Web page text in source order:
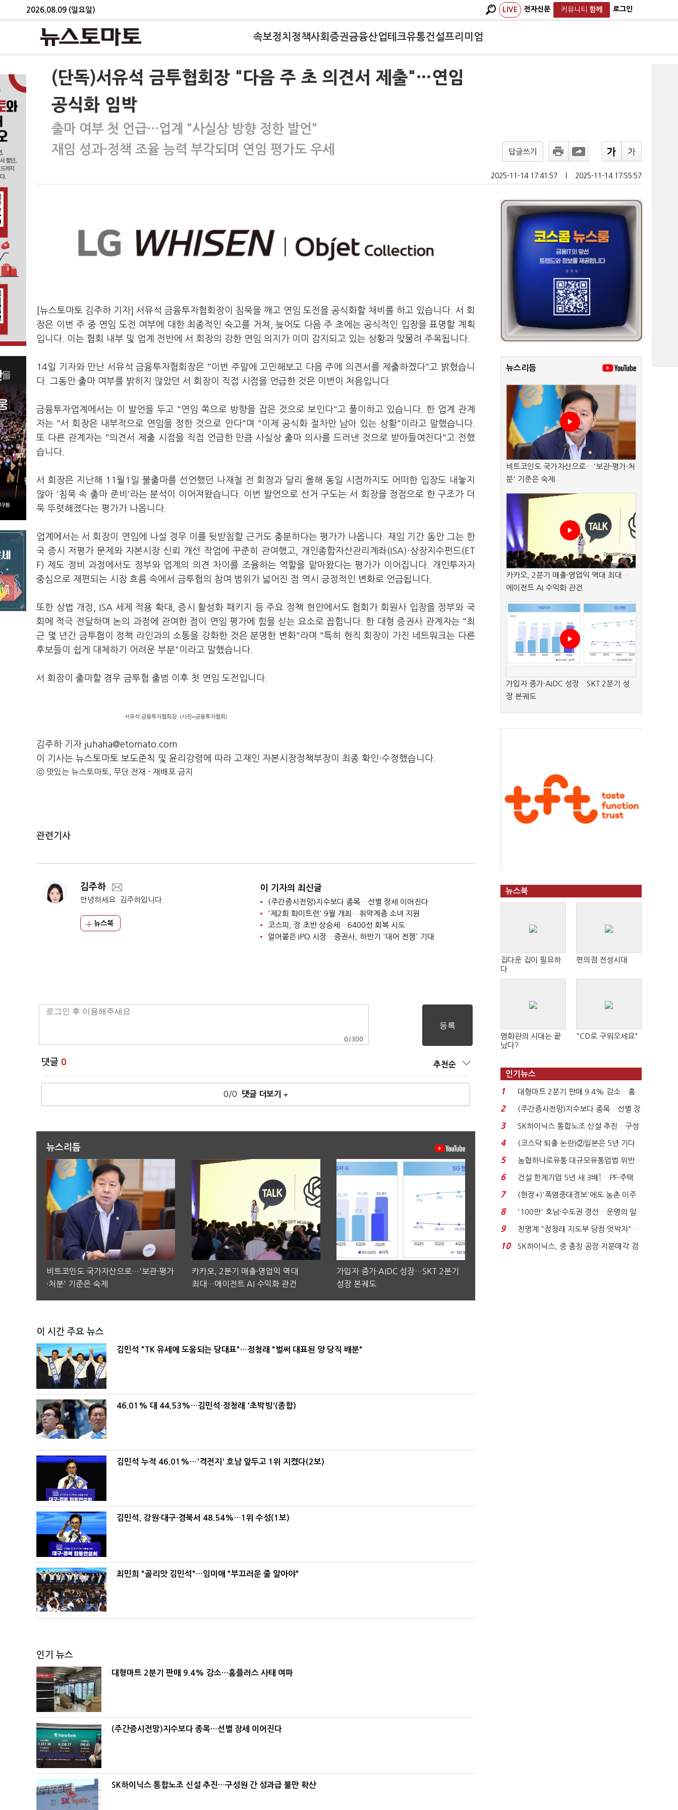
2026.08.09 (일요일) LIVE 전자신문 커뮤니티 함께 로그인
속보정치 정책사회 증권금융산업테크유통건설프리미엄
(단독)서유석 금투협회장 "다음 주 초 의견서 제출"…연임
공식화 임박
출마 여부 첫 언급…업계 "사실상 방향 정한 발언"
재임 성과·정책 조율 능력 부각되며 연임 평가도 우세
답글쓰기
2025-11-14 17:41:57 2025-11-14 17:55:57
[뉴스토마토 김주하 기자] 서유석 금융투자협회장이 침묵을 깨고 연임 도전을 공식화할 채비를 하고 있습니다. 서 회
장은 이번 주 중 연임 도전 여부에 대한 최종적인 숙고를 거쳐, 늦어도 다음 주 초에는 공식적인 입장을 표명할 계획
입니다. 이는 협회 내부 및 업계 전반에 서 회장의 강한 연임 의지가 이미 감지되고 있는 상황과 맞물려 주목됩니다.
14일 기자와 만난 서유석 금융투자협회장은 "이번 주말에 고민해보고 다음 주에 의견서를 제출하겠다"고 밝혔습니
다. 그동안 출마 여부를 밝히지 않았던 서 회장이 직접 시점을 언급한 것은 이번이 처음입니다.
금융투자업계에서는 이 발언을 두고 "연임 쪽으로 방향을 잡은 것으로 보인다"고 풀이하고 있습니다. 한 업계 관계
자는 "서 회장은 내부적으로 연임을 정한 것으로 안다"며 "이제 공식화 절차만 남아 있는 상황"이라고 말했습니다.
또 다른 관계자는 "의견서 제출 시점을 직접 언급한 만큼 사실상 출마 의사를 드러낸 것으로 받아들여진다"고 전했
습니다.
서 회장은 지난해 11월1일 불출마를 선언했던 나재철 전 회장과 달리 올해 동일 시점까지도 어떠한 입장도 내놓지
않아 '침묵 속 출마 준비'라는 분석이 이어져왔습니다. 이번 발언으로 선거 구도는 서 회장을 정점으로 한 구조가 더
욱 뚜렷해졌다는 평가가 나옵니다.
업계에서는 서 회장이 연임에 나설 경우 이를 뒷받침할 근거도 충분하다는 평가가 나옵니다. 재임 기간 동안 그는 한
국 증시 저평가 문제와 자본시장 신뢰 개선 작업에 꾸준히 관여했고, 개인종합자산관리계좌(ISA)·상장지수펀드(ET
F) 제도 정비 과정에서도 정부와 업계의 의견 차이를 조율하는 역할을 맡아왔다는 평가가 이어집니다. 개인투자자
중심으로 재편되는 시장 흐름 속에서 금투협의 참여 범위가 넓어진 점 역시 긍정적인 변화로 언급됩니다.
또한 상법 개정, ISA 세제 적용 확대, 증시 활성화 패키지 등 주요 정책 현안에서도 협회가 회원사 입장을 정부와 국
회에 적극 전달하며 논의 과정에 관여한 점이 연임 평가에 힘을 싣는 요소로 꼽힙니다. 한 대형 증권사 관계자는 "최
근 몇 년간 금투협이 정책 라인과의 소통을 강화한 것은 분명한 변화"라며 "특히 현직 회장이 가진 네트워크는 다른
후보들이 쉽게 대체하기 어려운 부분"이라고 말했습니다.
서 회장이 출마할 경우 금투협 출범 이후 첫 연임 도전입니다.
서유석 금융투자협회장. (사진=금융투자협회)
김주하 기자 juhaha@etomato.com
이 기사는 뉴스토마토 보도준칙 및 윤리강령에 따라 고재인 자본시장정책부장이 최종 확인·수정했습니다.
ⓒ 맛있는 뉴스토마토, 무단 전재 - 재배포 금지
관련기사
김주하
안녕하세요. 김주하입니다.
뉴스북
이 기자의 최신글
(주간증시전망)지수보다 종목…선별 장세 이어진다
'제2회 화이트런' 9월 개최…취약계층 소녀 지원
코스피, 장 초반 상승세…6400선 회복 시도
얼어붙은 IPO 시장…증권사, 하반기 '대어 전쟁' 기대
0 /300
댓글 0 추천순
0/0 댓글 더보기
뉴스리듬
비트코인도 국가자산으로…'보관·평가
·처분' 기준은 숙제
카카오, 2분기 매출·영업익 역대
최대…에이전트 AI 수익화 관건
가입자 증가·AIDC 성장…SKT 2분기
성장 본궤도
이 시간 주요 뉴스
김민석 "TK 유세에 도움되는 당대표"…정청래 "벌써 대표된 양 당직 배분"
46.01% 대 44.53%…김민석·정청래 '초박빙'(종합)
김민석 누적 46.01%…'격전지' 호남 앞두고 1위 지켰다(2보)
김민석, 강원·대구·경북서 48.54%…1위 수성(1보)
최민희 "골리앗 김민석"…임미애 "부끄러운 줄 알아야"
인기 뉴스
대형마트 2분기 판매 9.4% 감소…홈플러스 사태 여파
(주간증시전망)지수보다 종목…선별 장세 이어진다
SK하이닉스 통합노조 신설 추진…구성원 간 성과급 불만 확산
뉴스리듬
비트코인도 국가자산으로…'보관·평가·처
분' 기준은 숙제
카카오, 2분기 매출·영업익 역대 최대…
에이전트 AI 수익화 관건
가입자 증가·AIDC 성장…SKT 2분기 성
장 본궤도
뉴스북
집다운 집이 필요하
다
편의점 전성시대
영화관의 시대는 끝
났다?
"CD로 구워오세요"
인기뉴스
1
대형마트 2분기 판매 9.4% 감소…홈
플러스 사태 여파...
2
(주간증시전망)지수보다 종목…선별 장
세 이어진다...
3
SK하이닉스 통합노조 신설 추진…구성
원 간 성과급 불...
4
(코스닥 퇴출 논란)②일본은 5년 기다
려주는데 우리는 ...
5
농협하나로유통 대규모유통업법 위반
적발…공정위, 과...
6
건설 한계기업 5년 새 3배↑…PF·주택
침체에 재무 ...
7
(현장+)'폭염중대경보'에도 농촌 이주
노동자는 강행군…'야...
8
'100만' 호남·수도권 경선…운명의 일
주일
9
친명계 "정청래 지도부 당정 엇박자"…
친청계 "신천지 오...
10
SK하이닉스, 중 충칭 공장 지분매각 검